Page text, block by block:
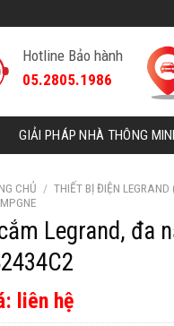
Hotline Bảo hành
05.2805.1986
GIẢI PHÁP NHÀ THÔNG
CHỦ / THIẾT BỊ ĐIỆN
Legrand, đa
liên hệ